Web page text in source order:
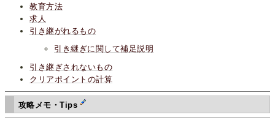
教育方法
求人
引き継がれるもの
引き継ぎに関して補足説明
引き継ぎされないもの
クリアポイントの計算
攻略メモ・Tips